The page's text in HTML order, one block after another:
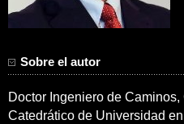
Sobre el autor
Doctor Ingeniero de
Catedrático de Universidad